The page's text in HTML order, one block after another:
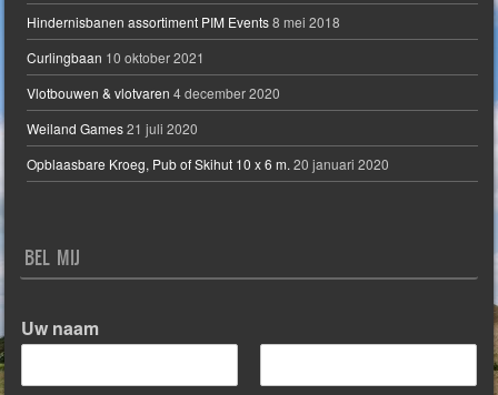
Hindernisbanen assortiment PIM Events 8 mei 2018
Curlingbaan 10 oktober 2021
Vlotbouwen & vlotvaren 4 december 2020
Weiland Games 21 juli 2020
Opblaasbare Kroeg, Pub of Skihut 10 x 6 m. 20 januari 2020
BEL MIJ
Uw naam